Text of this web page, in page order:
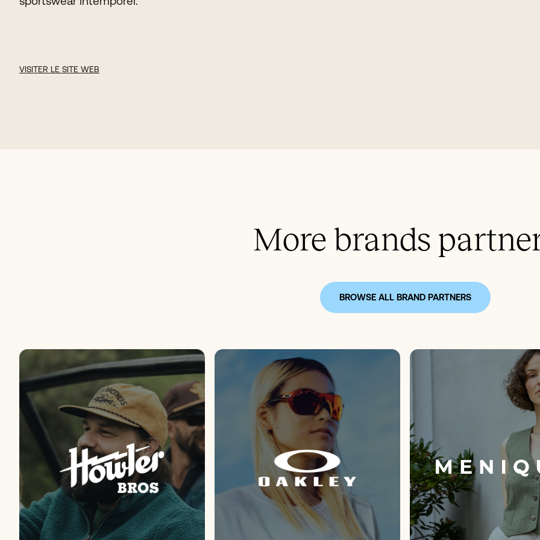
VISITER LE SITE WEB
More brands
BROWSE ALL BRAND PARTNERS